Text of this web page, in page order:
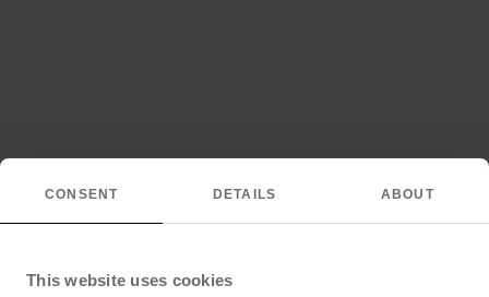
CONSENT DETAILS ABOUT
This website uses cookies